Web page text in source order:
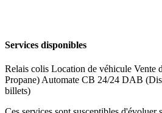
Services disponibles
Relais colis Location de véhicule Vente
Propane) Automate CB 24/24 DAB
billets)